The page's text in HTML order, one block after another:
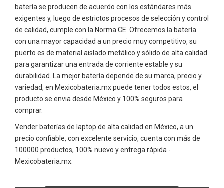
batería se producen de acuerdo con los estándares más
exigentes y, luego de estrictos procesos de selección y control
de calidad, cumple con la Norma CE. Ofrecemos la batería
con una mayor capacidad a un precio muy competitivo, su
puerto es de material aislado metálico y sólido de alta calidad
para garantizar una entrada de corriente estable y su
durabilidad. La mejor batería depende de su marca, precio y
variedad, en Mexicobateria.mx puede tener todos estos, el
producto se envia desde México y 100% seguros para
comprar.
Vender baterías de laptop de alta calidad en México, a un
precio confiable, con excelente servicio, cuenta con más de
100000 productos, 100% nuevo y entrega rápida -
Mexicobateria.mx.